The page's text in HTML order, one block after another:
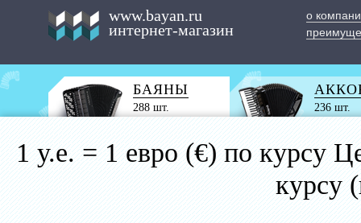
www.bayan.ru
интернет-магазин
о
БАЯНЫ
288 шт. 236 шт.
1 у.е. = 1 евро (€) по курсу
курсу